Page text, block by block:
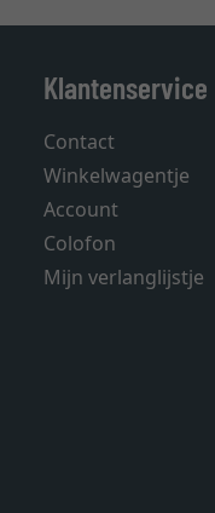
Klantenservice
Contact
Winkelwagentje
Account
Colofon
Mijn verlanglijstje